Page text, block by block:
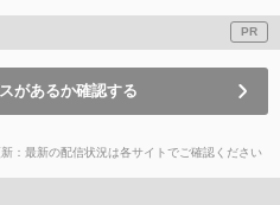
PR
があるか確認する
：最新の配信状況は各サイトでご確認ください